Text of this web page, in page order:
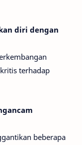
diri dengan
terhadap
beberapa